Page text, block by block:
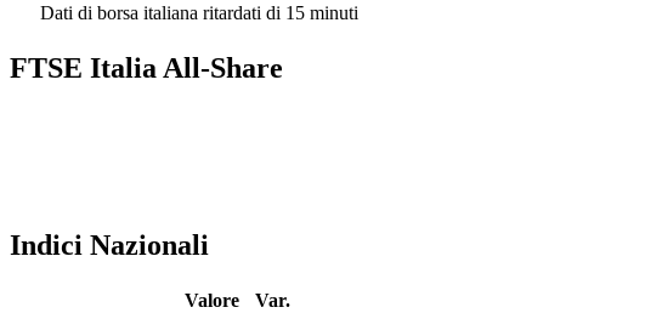
Dati di borsa italiana ritardati di 15 minuti
FTSE Italia All-Share
Indici Nazionali
Valore
Var.